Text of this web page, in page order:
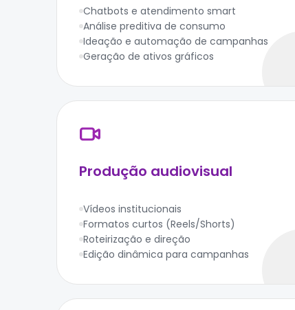
Chatbots e atendimento smart
Análise preditiva de consumo
Ideação e automação de campanhas
Geração de ativos gráficos
Produção audiovisual
Vídeos institucionais
Formatos curtos (Reels/Shorts)
Roteirização e direção
Edição dinâmica para campanhas